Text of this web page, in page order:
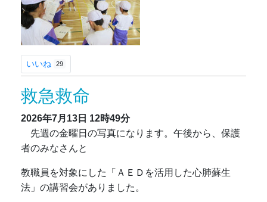
いいね 29
救急救命
2026年7月13日 12時49分
先週の金曜日の写真になります。午後から、保護
者のみなさんと
教職員を対象にした「ＡＥＤを活用した心肺蘇生
法」の講習会がありました。